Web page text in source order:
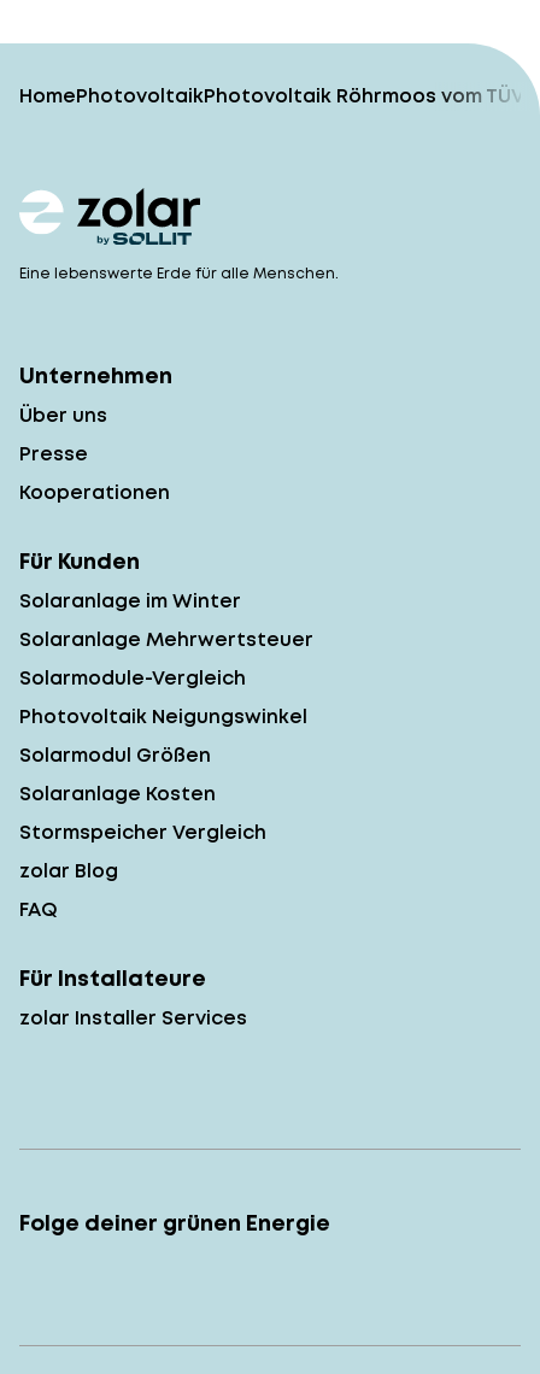
HomePhotovoltaikPhotovoltaik Röhrmoos vom
Eine lebenswerte Erde für alle Menschen.
Unternehmen
Über uns
Presse
Kooperationen
Für Kunden
Solaranlage im Winter
Solaranlage Mehrwertsteuer
Solarmodule-Vergleich
Photovoltaik Neigungswinkel
Solarmodul Größen
Solaranlage Kosten
Stormspeicher Vergleich
zolar Blog
FAQ
Für Installateure
zolar Installer Services
Folge deiner grünen Energie